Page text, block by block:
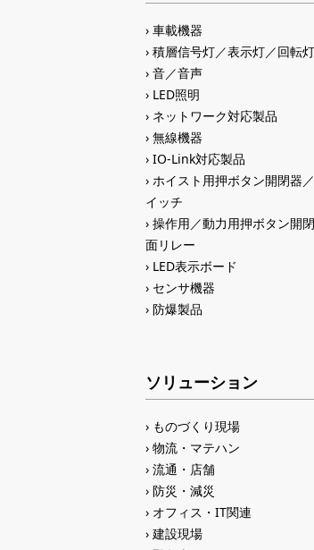
車載機器
積層信号灯／表示灯／回転灯
音／音声
LED照明
ネットワーク対応製品
無線機器
IO-Link対応製品
ホイスト用押ボタン開閉器
イッチ
操作用／動力用押ボタン開
面リレー
LED表示ボード
センサ機器
防爆製品
ソリューション
ものづくり現場
物流・マテハン
流通・店舗
防災・減災
オフィス・IT関連
建設現場